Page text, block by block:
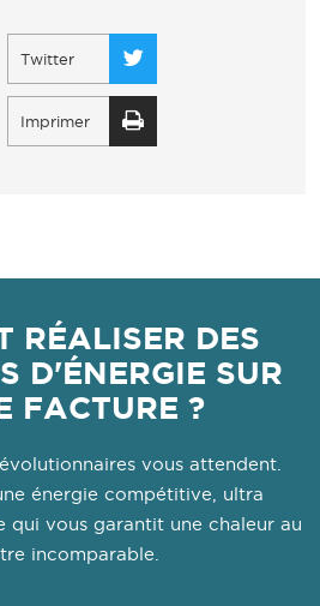
Twitter
Imprimer
RÉALISER DES
D'ÉNERGIE SUR
FACTURE ?
vous attendent.
énergie compétitive, ultra
qui vous garantit une chaleur au
incomparable.